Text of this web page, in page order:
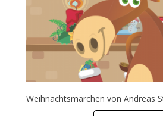
Weihnachtsmärchen von Andreas